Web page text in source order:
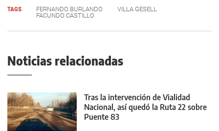
TAGS FERNANDO BURLANDO
VILLA GESELL
FACUNDO CASTILLO
Noticias relacionadas
Tras la intervención de Vialidad
Nacional, así quedó la Ruta 22 sobre
Puente 83